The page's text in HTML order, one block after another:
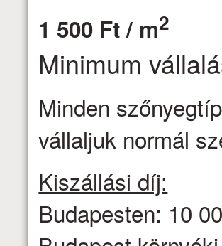
1 500 Ft / m2
Minimum
Minden
vállaljuk normál
Kiszállási díj:
Budapesten: 10